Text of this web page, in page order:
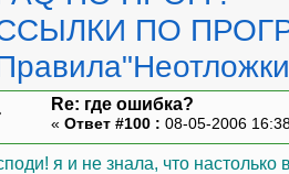
ПО
Re: где ошибка?
« Ответ #100 : 08-05-2006
я и не знала, что